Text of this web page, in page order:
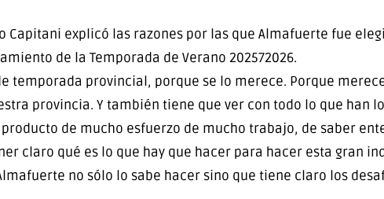
Capitani explicó las razones por las que Almafuerte fue
de la Temporada de Verano 202572026.
temporada provincial, porque se lo merece. Porque
provincia. Y también tiene que ver con todo lo que han
de mucho esfuerzo de mucho trabajo, de saber
claro qué es lo que hay que hacer para hacer esta gran
no sólo lo sabe hacer sino que tiene claro los